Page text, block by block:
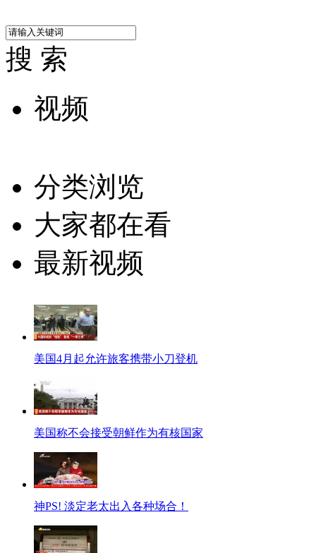
搜 索
视频
分类浏览
大家都在看
最新视频
美国4月起允许旅客携带小刀登机
美国称不会接受朝鲜作为有核国家
神PS! 淡定老太出入各种场合！